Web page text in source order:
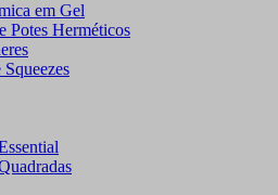
em Gel
Potes Herméticos